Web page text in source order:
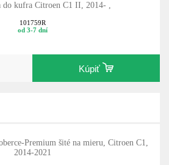
do kufra Citroen C1 II, 2014- ,
101759R
od 3-7 dní
Kúpiť
Premium šité na mieru, Citroen C1,
2014-2021